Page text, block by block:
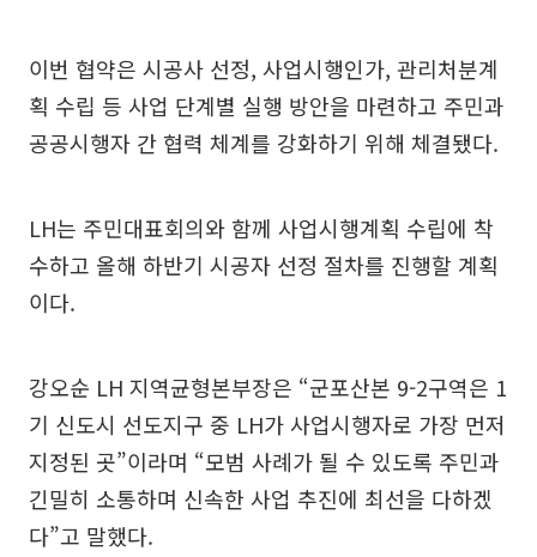
이번 협약은 시공사 선정, 사업시행인가, 관리처분계
획 수립 등 사업 단계별 실행 방안을 마련하고 주민과
공공시행자 간 협력 체계를 강화하기 위해 체결됐다.
LH는 주민대표회의와 함께 사업시행계획 수립에 착
수하고 올해 하반기 시공자 선정 절차를 진행할 계획
이다.
강오순 LH 지역균형본부장은 “군포산본 9-2구역은 1
기 신도시 선도지구 중 LH가 사업시행자로 가장 먼저
지정된 곳”이라며 “모범 사례가 될 수 있도록 주민과
긴밀히 소통하며 신속한 사업 추진에 최선을 다하겠
다”고 말했다.